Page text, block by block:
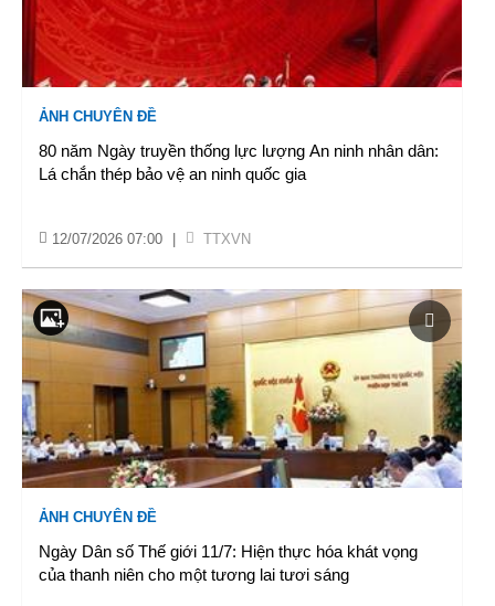
ẢNH CHUYÊN ĐỀ
80 năm Ngày truyền thống lực lượng An ninh nhân dân:
Lá chắn thép bảo vệ an ninh quốc gia
12/07/2026 07:00 TTXVN
ẢNH CHUYÊN ĐỀ
Ngày Dân số Thế giới 11/7: Hiện thực hóa khát vọng
của thanh niên cho một tương lai tươi sáng